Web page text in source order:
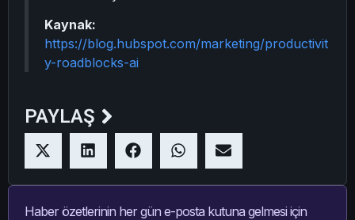
Kaynak:
https://blog.hubspot.com/marketing/productivit
y-roadblocks-ai
PAYLAŞ
Haber özetlerinin her gün e-posta kutuna gelmesi için